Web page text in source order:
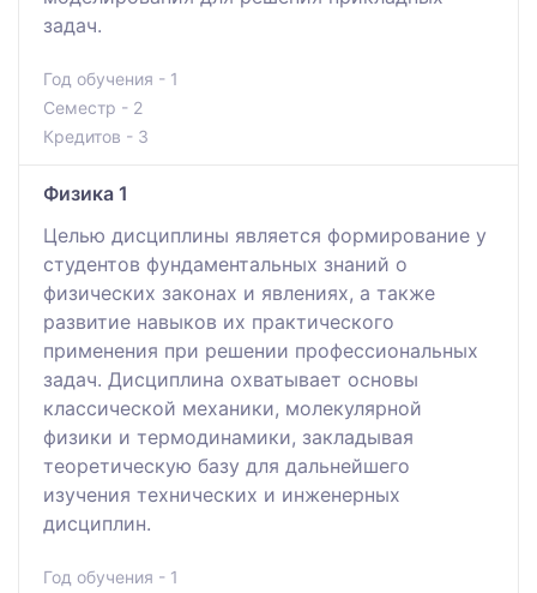
задач.
Год обучения - 1
Семестр - 2
Кредитов - 3
Физика 1
Целью дисциплины является формирование у
студентов фундаментальных знаний о
физических законах и явлениях, а также
развитие навыков их практического
применения при решении профессиональных
задач. Дисциплина охватывает основы
классической механики, молекулярной
физики и термодинамики, закладывая
теоретическую базу для дальнейшего
изучения технических и инженерных
дисциплин.
Год обучения - 1